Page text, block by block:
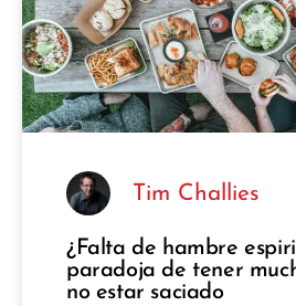
Tim Challies
¿Falta de hambre
paradoja de tener
no estar saciado